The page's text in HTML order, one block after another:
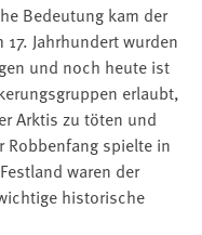
Bedeutung kam der
Jahrhundert wurden
und noch heute ist
erlaubt,
Arktis zu töten und
Robbenfang spielte in
waren der
historische